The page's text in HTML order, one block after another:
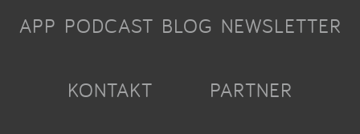
APP PODCAST BLOG NEWSLETTER
KONTAKT PARTNER